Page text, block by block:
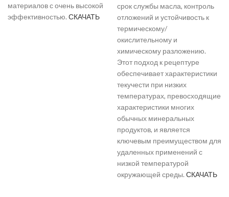
материалов с очень высокой
эффективностью. СКАЧАТЬ
срок службы масла, контроль
отложений и устойчивость к
термическому/
окислительному и
химическому разложению.
Этот подход к рецептуре
обеспечивает характеристики
текучести при низких
температурах, превосходящие
характеристики многих
обычных минеральных
продуктов, и является
ключевым преимуществом для
удаленных применений с
низкой температурой
окружающей среды. СКАЧАТЬ